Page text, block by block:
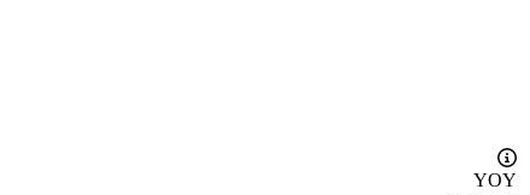
YOY